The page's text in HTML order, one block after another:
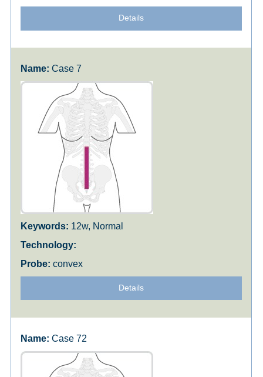
Details
Case 7
12w, Normal
convex
Details
Case 72